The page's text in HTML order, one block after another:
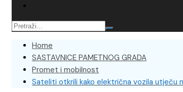
Home
SASTAVNICE PAMETNOG GRADA
Promet i mobilnost
Sateliti otkrili kako električna vozila utječu